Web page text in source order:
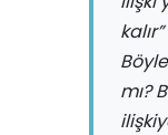
mı?